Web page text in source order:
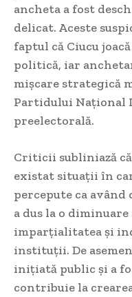
ancheta a fost
delicat. Aceste
faptul că Ciucu
politică, iar
mișcare strategică
Partidului Național
preelectorală.
Criticii subliniază
existat situații în
percepute ca având
a dus la o
imparțialitatea și
instituții. De
inițiată public și a
contribuie la